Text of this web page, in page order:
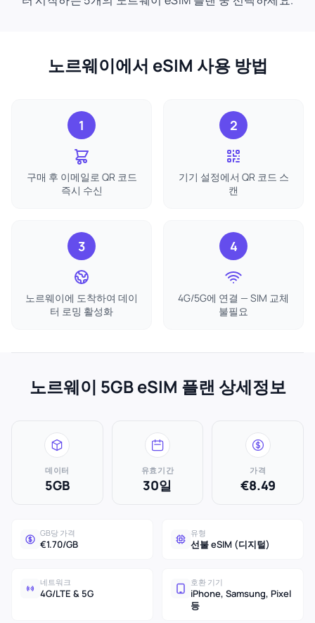
노르웨이에서 eSIM 사용 방법
1
구매 후 이메일로 QR 코드
즉시 수신
2
기기 설정에서 QR 코드 스
캔
3
노르웨이에 도착하여 데이
터 로밍 활성화
4
4G/5G에 연결 — SIM 교체
불필요
노르웨이 5GB eSIM 플랜 상세정보
데이터
5GB
유효기간
30일
가격
€8.49
GB당 가격
€1.70/GB
유형
선불 eSIM (디지털)
네트워크
4G/LTE & 5G
호환 기기
iPhone, Samsung, Pixel
등